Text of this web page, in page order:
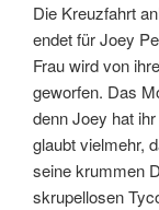
Die Kreuzfahrt
endet für Joey
Frau wird von
geworfen. Das
denn Joey hat
glaubt vielmehr,
seine krummen
skrupellosen